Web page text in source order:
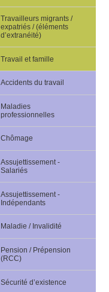
Travailleurs migrants /
expatriés / (éléments
d’extranéité)
Travail et famille
Accidents du travail
Maladies
professionnelles
Chômage
Assujettissement -
Salariés
Assujettissement -
Indépendants
Maladie / Invalidité
Pension / Prépension
(RCC)
Sécurité d’existence